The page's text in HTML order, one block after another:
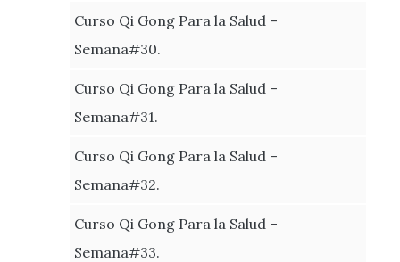
Curso Qi Gong Para la Salud –
Semana#30.
Curso Qi Gong Para la Salud –
Semana#31.
Curso Qi Gong Para la Salud –
Semana#32.
Curso Qi Gong Para la Salud –
Semana#33.